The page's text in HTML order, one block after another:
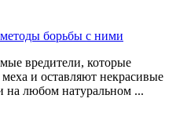
борьбы с ними
вредители, которые
и оставляют некрасивые
на любом натуральном ...